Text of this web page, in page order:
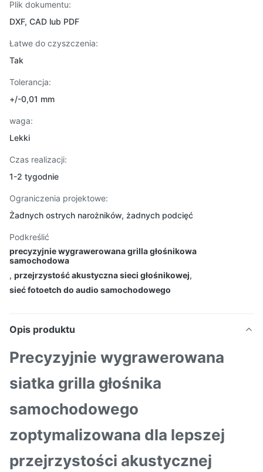
Plik dokumentu:
DXF, CAD lub PDF
Łatwe do czyszczenia:
Tak
Tolerancja:
+/-0,01 mm
waga:
Lekki
Czas realizacji:
1-2 tygodnie
Ograniczenia projektowe:
Żadnych ostrych narożników, żadnych podcięć
Podkreślić
precyzyjnie wygrawerowana grilla głośnikowa
samochodowa
, przejrzystość akustyczna sieci głośnikowej,
sieć fotoetch do audio samochodowego
Opis produktu
Precyzyjnie wygrawerowana
siatka grilla głośnika
samochodowego
zoptymalizowana dla lepszej
przejrzystości akustycznej